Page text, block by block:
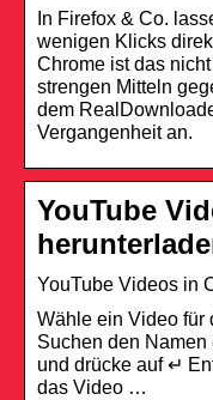
In Firefox & Co.
wenigen Klicks
Chrome ist das
strengen Mitteln
dem
Vergangenheit an.
YouTube
YouTube Videos in
Wähle ein Video für
Suchen den
und drücke auf ↵
das Video …